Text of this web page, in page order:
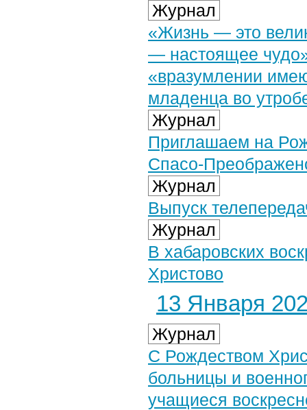
Журнал
«Жизнь — это
— настоящее
«вразумлении
младенца во
Журнал
Приглашаем на
Спасо-
Журнал
Выпуск
Журнал
В хабаровских
Христово
13 Января
Журнал
С Рождеством
больницы и
учащиеся